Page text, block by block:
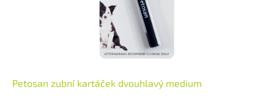
Petosan zubní kartáček dvouhlavý medium